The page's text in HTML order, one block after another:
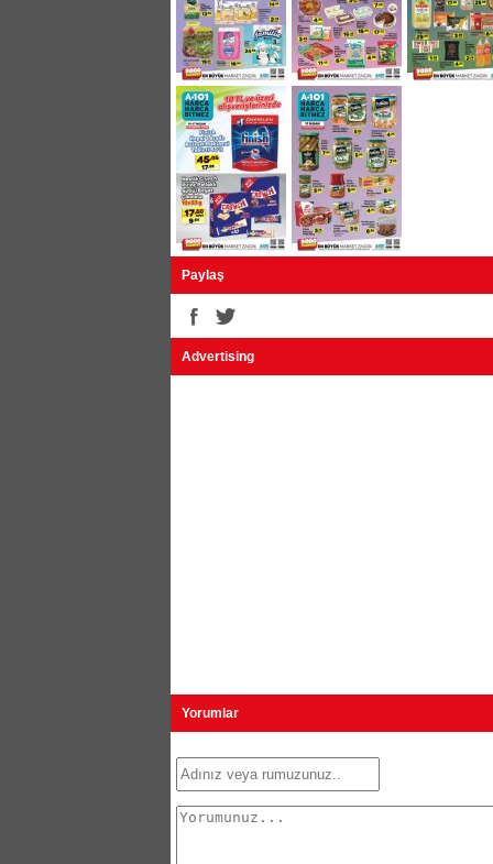
Tat / Çiftçi Koçbaşı Nohut 2000g 13,95 TL
Banvit Piliç Nugget 700g 9,45 TL
Burcu Salamura Asma Yaprağı 1300g
Torku Çatalhöyük Pilavlık Bulgur 2500g
Banetti Makarna Çeşitleri 500g 2,75 TL
Galle Karışık Turşu 5000g 19,95 TL
Galle Kornişon Turşu 3000g 19,95 TL
Dixi Yüzey Temizleyici 5 Litre 16,90 TL
Familia Kağıt Havlu 16'lı 24,95 TL
Paylaş
Advertising
Yorumlar